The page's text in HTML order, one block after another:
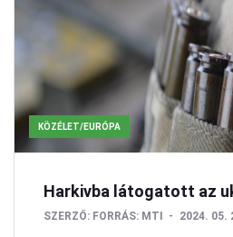
KÖZÉLET/EURÓPA
Harkivba látogatott az
SZERZŐ: FORRÁS: MTI 2024. 05.